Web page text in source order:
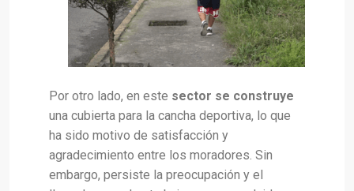
Por otro lado, en este sector se construye
una cubierta para la cancha deportiva, lo que
ha sido motivo de satisfacción y
agradecimiento entre los moradores. Sin
embargo, persiste la preocupación y el